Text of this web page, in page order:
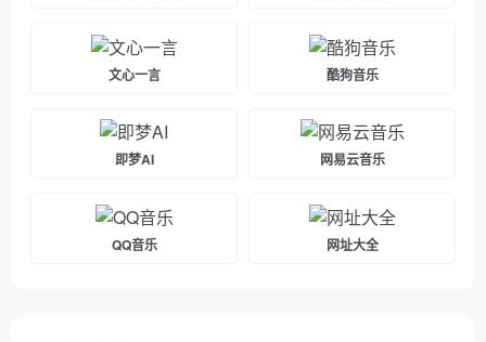
文心一言 酷狗音乐
即梦AI 网易云音乐
QQ音乐 网址大全